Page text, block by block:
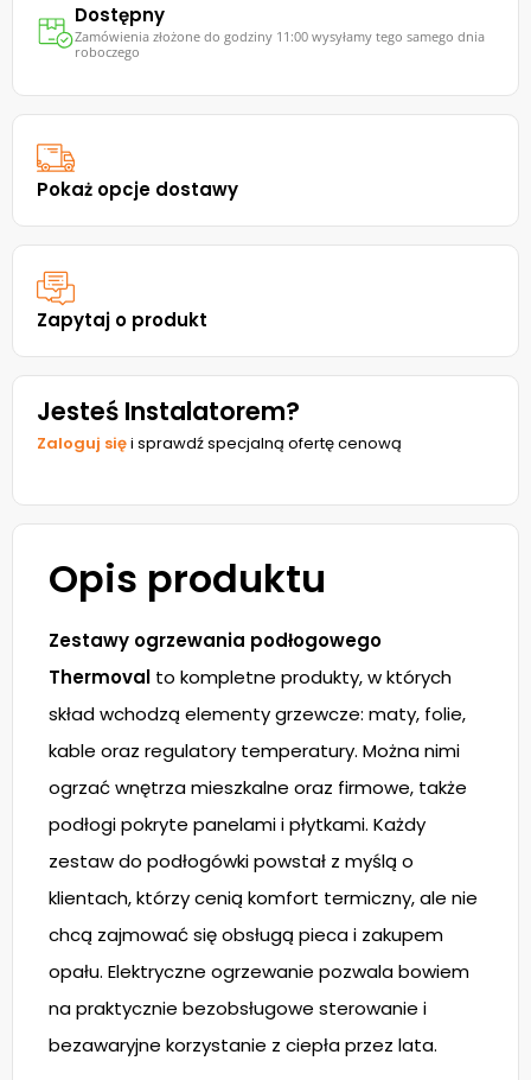
Dostępny
Zamówienia złożone do godziny 11:00 wysyłamy tego samego dnia
roboczego
Pokaż opcje dostawy
Zapytaj o produkt
Jesteś Instalatorem?
Zaloguj sięi sprawdź specjalną ofertę cenową
Opis produktu
Zestawy ogrzewania podłogowego
Thermoval to kompletne produkty, w których
skład wchodzą elementy grzewcze: maty, folie,
kable oraz regulatory temperatury. Można nimi
ogrzać wnętrza mieszkalne oraz firmowe, także
podłogi pokryte panelami i płytkami. Każdy
zestaw do podłogówki powstał z myślą o
klientach, którzy cenią komfort termiczny, ale nie
chcą zajmować się obsługą pieca i zakupem
opału. Elektryczne ogrzewanie pozwala bowiem
na praktycznie bezobsługowe sterowanie i
bezawaryjne korzystanie z ciepła przez lata.